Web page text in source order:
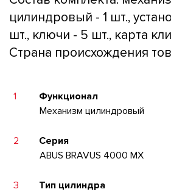
цилиндровый - 1 шт.,
шт., ключи - 5 шт., карта
Страна происхождения
1
Функционал
Механизм цилиндровый
2
Серия
ABUS BRAVUS 4000 MX
3
Тип цилиндра